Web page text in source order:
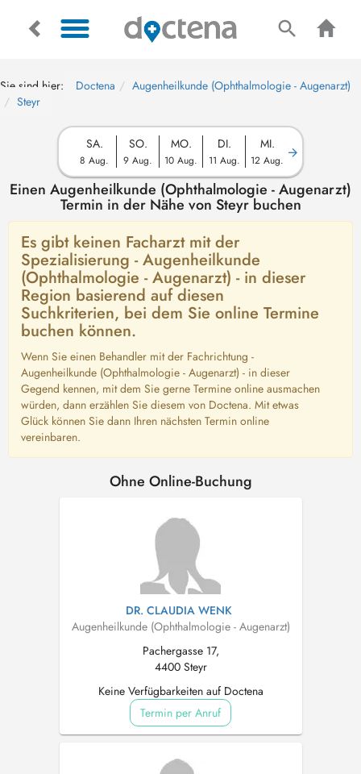
Sie sind hier: Doctena
Augenheilkunde (Ophthalmologie - Augenarzt)
Steyr
SA.
8 Aug.
SO.
9 Aug.
MO.
10 Aug.
DI.
11 Aug.
MI.
12 Aug.
Einen Augenheilkunde (Ophthalmologie - Augenarzt)
Termin in der Nähe von Steyr buchen
Es gibt keinen Facharzt mit der
Spezialisierung - Augenheilkunde
(Ophthalmologie - Augenarzt) - in dieser
Region basierend auf diesen
Suchkriterien, bei dem Sie online Termine
buchen können.
Wenn Sie einen Behandler mit der Fachrichtung -
Augenheilkunde (Ophthalmologie - Augenarzt) - in dieser
Gegend kennen, mit dem Sie gerne Termine online ausmachen
würden, dann erzählen Sie diesem von Doctena. Mit etwas
Glück können Sie dann Ihren nächsten Termin online
vereinbaren.
Ohne Online-Buchung
DR. CLAUDIA WENK
Augenheilkunde (Ophthalmologie - Augenarzt)
Pachergasse 17,
4400 Steyr
Keine Verfügbarkeiten auf Doctena
Termin per Anruf